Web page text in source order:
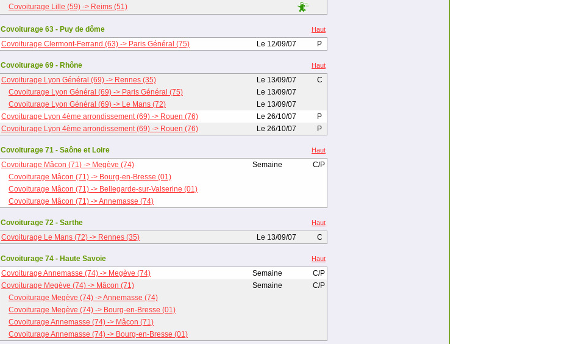
Covoiturage Lille (59) -> Reims (51)
Covoiturage 63 - Puy de dôme Haut
Covoiturage Clermont-Ferrand (63) -> Paris Général (75) Le 12/09/07 P
Covoiturage 69 - Rhône Haut
Covoiturage Lyon Général (69) -> Rennes (35) Le 13/09/07
C
Covoiturage Lyon Général (69) -> Paris Général (75)
Le 13/09/07
Covoiturage Lyon Général (69) -> Le Mans (72)
Le 13/09/07
Covoiturage Lyon 4ème arrondissement (69) -> Rouen (76)
Le 26/10/07
P
Covoiturage Lyon 4ème arrondissement (69) -> Rouen (76)
Le 26/10/07 P
Covoiturage 71 - Saône et Loire Haut
Covoiturage Mâcon (71) -> Megève (74) Semaine
C/P
Covoiturage Mâcon (71) -> Bourg-en-Bresse (01)
Covoiturage Mâcon (71) -> Bellegarde-sur-Valserine (01)
Covoiturage Mâcon (71) -> Annemasse (74)
Covoiturage 72 - Sarthe Haut
Covoiturage Le Mans (72) -> Rennes (35) Le 13/09/07 C
Covoiturage 74 - Haute Savoie Haut
Covoiturage Annemasse (74) -> Megève (74) Semaine
C/P
Covoiturage Megève (74) -> Mâcon (71)
Semaine
C/P
Covoiturage Megève (74) -> Annemasse (74)
Covoiturage Megève (74) -> Bourg-en-Bresse (01)
Covoiturage Annemasse (74) -> Mâcon (71)
Covoiturage Annemasse (74) -> Bourg-en-Bresse (01)